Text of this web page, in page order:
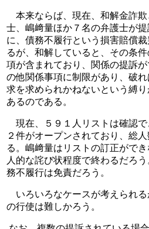
本来ならば、現在、和解金詐欺
士、嶋﨑量ほか７名の弁護士が
に、債務不履行という損害賠償
るが、和解していると、その条
項が含まれており、関係の提訴
の他関係事項に制限があり、破
求を求められかねないという縛
あるのである。
現在、５９１人リストは確認で
２件がオープンされており、総
る。嶋﨑量はリストの訂正がで
人的な詫び状程度で終わるだろ
務不履行は免責だろう。
いろいろなケースが考えられる
の行使は難しかろう。